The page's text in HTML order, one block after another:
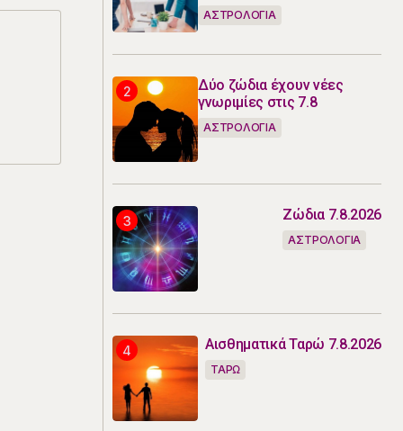
ΑΣΤΡΟΛΟΓΙΑ
Δύο ζώδια έχουν νέες
γνωριμίες στις 7.8
ΑΣΤΡΟΛΟΓΙΑ
Ζώδια 7.8.2026
ΑΣΤΡΟΛΟΓΙΑ
Αισθηματικά Ταρώ 7.8.2026
ΤΑΡΩ